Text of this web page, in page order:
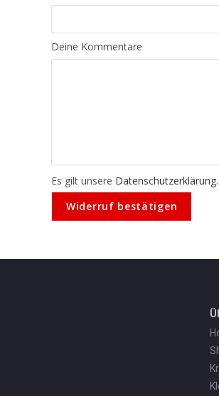
Deine Kommentare
Es gilt unsere Datenschutzerklärung.
Widerruf bestätigen